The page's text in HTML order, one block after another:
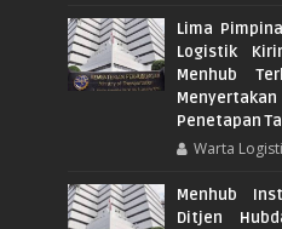
Lima
Logistik
Menhub
Penetapan
Warta
Menhub
Ditjen